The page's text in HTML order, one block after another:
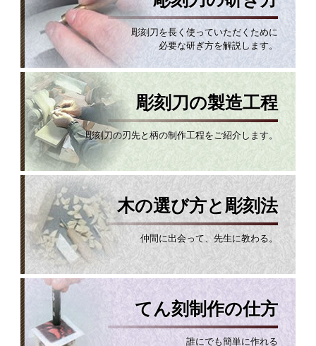
彫刻刀を長く使っていただくために
必要な研ぎ方を解説します。
彫刻刀の製造工程
彫刻刀の刃先と柄の制作工程をご紹介します。
木の選び方と彫刻法
仲間に出会って、先生に教わる。
てん刻制作の仕方
誰にでも簡単に作れる